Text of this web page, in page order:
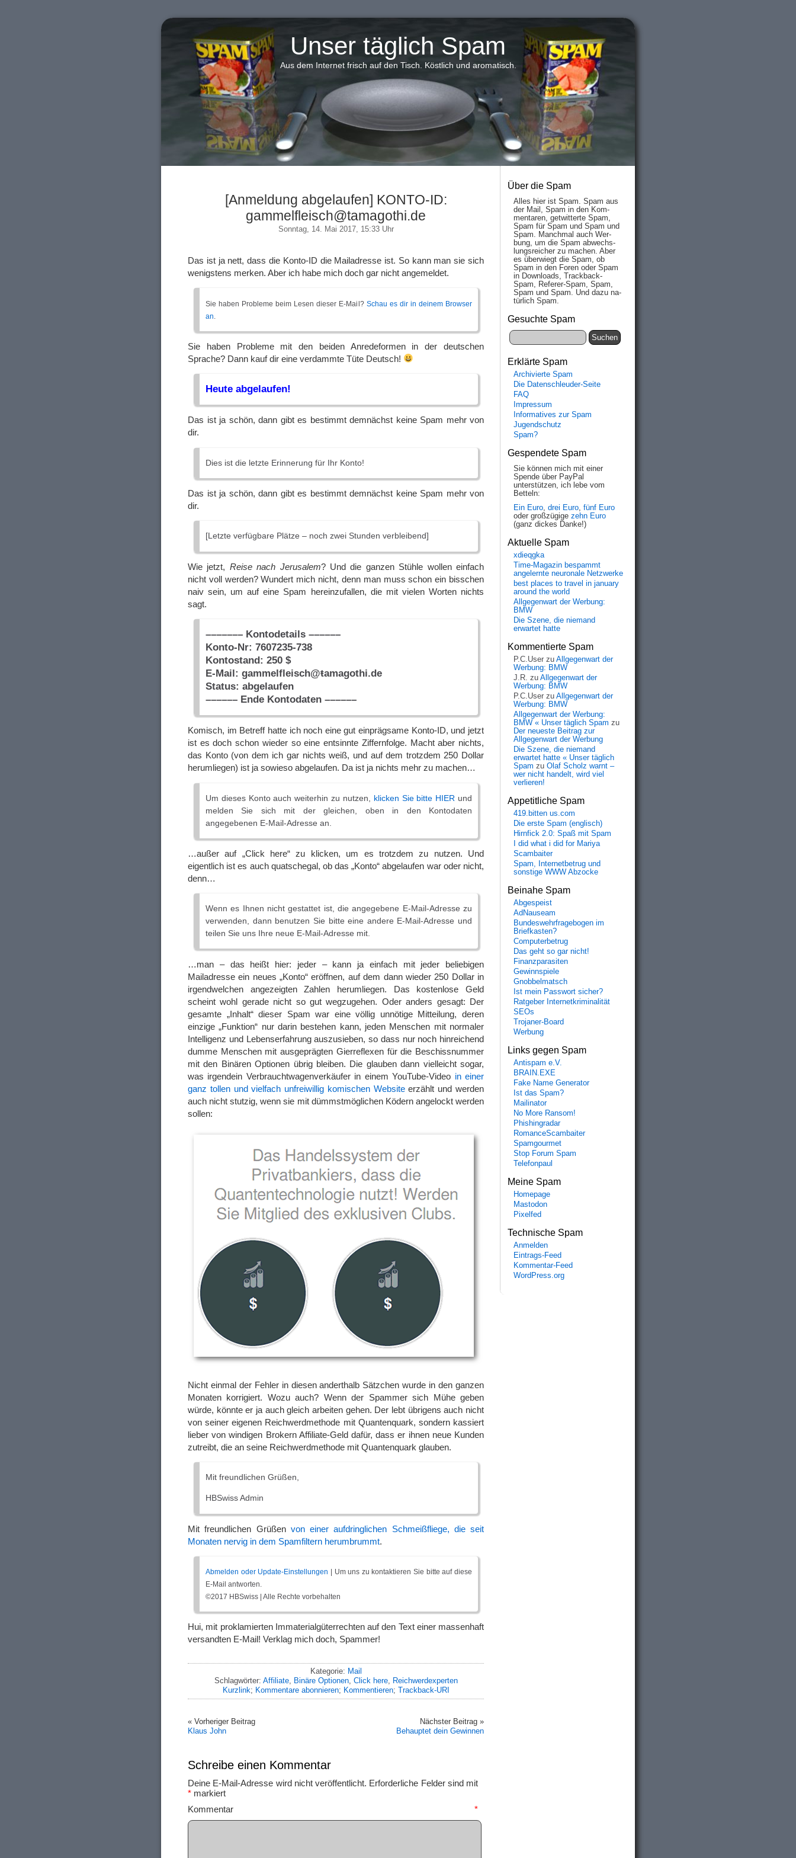
Unser täglich Spam
Aus dem Internet frisch auf den Tisch. Köstlich und aromatisch.
[Anmeldung abgelaufen] KONTO-ID:
gammelfleisch@tamagothi.de
Sonntag, 14. Mai 2017, 15:33 Uhr
Das ist ja nett, dass die Konto-ID die Mailadresse ist. So kann man sie sich
wenigstens merken. Aber ich habe mich doch gar nicht angemeldet.
Sie haben Probleme beim Lesen dieser E-Mail? Schau es dir in deinem Browser
an
Sie haben Probleme mit den beiden Anredeformen in der deutschen
Sprache? Dann kauf dir eine verdammte Tüte Deutsch!
Heute abgelaufen!
Das ist ja schön, dann gibt es bestimmt demnächst keine Spam mehr von
dir.
Dies ist die letzte Erinnerung für Ihr Konto!
Das ist ja schön, dann gibt es bestimmt demnächst keine Spam mehr von
dir.
[Letzte verfügbare Plätze – noch zwei Stunden verbleibend]
Wie jetzt, Reise nach Jerusalem? Und die ganzen Stühle wollen einfach
nicht voll werden? Wundert mich nicht, denn man muss schon ein bisschen
naiv sein, um auf eine Spam hereinzufallen, die mit vielen Worten nichts
sagt.
––––––– Kontodetails ––––––
Konto-Nr: 7607235-738
Kontostand: 250 $
E-Mail: gammelfleisch@ŧamagothi.de
Status: abgelaufen
–––––– Ende Kontodaten ––––––
Komisch, im Betreff hatte ich noch eine gut einprägsame Konto-ID, und jetzt
ist es doch schon wieder so eine entsinnte Ziffernfolge. Macht aber nichts,
das Konto (von dem ich gar nichts weiß, und auf dem trotzdem 250 Dollar
herumliegen) ist ja sowieso abgelaufen. Da ist ja nichts mehr zu machen…
Um dieses Konto auch weiterhin zu nutzen, klicken Sie bitte HIER und
melden Sie sich mit der gleichen, oben in den Kontodaten
angegebenen E-Mail-Adresse an.
…außer auf „Click here“ zu klicken, um es trotzdem zu nutzen. Und
eigentlich ist es auch quatschegal, ob das „Konto“ abgelaufen war oder nicht,
denn…
Wenn es Ihnen nicht gestattet ist, die angegebene E-Mail-Adresse zu
verwenden, dann benutzen Sie bitte eine andere E-Mail-Adresse und
teilen Sie uns Ihre neue E-Mail-Adresse mit.
…man – das heißt hier: jeder – kann ja einfach mit jeder beliebigen
Mailadresse ein neues „Konto“ eröffnen, auf dem dann wieder 250 Dollar in
irgendwelchen angezeigten Zahlen herumliegen. Das kostenlose Geld
scheint wohl gerade nicht so gut wegzugehen. Oder anders gesagt: Der
gesamte „Inhalt“ dieser Spam war eine völlig unnötige Mitteilung, deren
einzige „Funktion“ nur darin bestehen kann, jeden Menschen mit normaler
Intelligenz und Lebenserfahrung auszusieben, so dass nur noch hinreichend
dumme Menschen mit ausgeprägten Gierreflexen für die Beschissnummer
mit den Binären Optionen übrig bleiben. Die glauben dann vielleicht sogar,
was irgendein Verbrauchtwagenverkäufer in einem YouTube-Video in einer
ganz tollen und vielfach unfreiwillig komischen Websiteerzählt und werden
auch nicht stutzig, wenn sie mit dümmstmöglichen Ködern angelockt werden
sollen:
Nicht einmal der Fehler in diesen anderthalb Sätzchen wurde in den ganzen
Monaten korrigiert. Wozu auch? Wenn der Spammer sich Mühe geben
würde, könnte er ja auch gleich arbeiten gehen. Der lebt übrigens auch nicht
von seiner eigenen Reichwerdmethode mit Quantenquark, sondern kassiert
lieber von windigen Brokern Affiliate-Geld dafür, dass er ihnen neue Kunden
zutreibt, die an seine Reichwerdmethode mit Quantenquark glauben.
Mit freundlichen Grüßen,
HBSwiss Admin
Mit freundlichen Grüßen von einer aufdringlichen Schmeißfliege, die seit
Monaten nervig in dem Spamfiltern herumbrummt.
Abmelden oder Update-Einstellungen | Um uns zu kontaktieren Sie bitte auf diese
E-Mail antworten.
©2017 HBSwiss | Alle Rechte vorbehalten
Hui, mit proklamierten Immaterialgüterrechten auf den Text einer massenhaft
versandten E-Mail! Verklag mich doch, Spammer!
Kategorie: Mail
Schlagwörter: Affiliate, Binäre Optionen, Click here, Reichwerdexperten
Kurzlink; Kommentare abonnieren; Kommentieren; Trackback-URI
« Vorheriger Beitrag
Klaus John
Nächster Beitrag »
Behauptet dein Gewinnen
Schreibe einen Kommentar
Deine E-Mail-Adresse wird nicht veröffentlicht. Erforderliche Felder sind mit
* markiert
Kommentar *
Über die Spam
Alles hier ist Spam. Spam aus
der Mail, Spam in den Kom­
men­taren, ge­twit­ter­te Spam,
Spam für Spam und Spam und
Spam. Manch­mal auch Wer­
bung, um die Spam ab­wechs­
lungs­reich­er zu mach­en. Aber
es über­wiegt die Spam, ob
Spam in den Fo­ren oder Spam
in Down­loads, Track­back-
Spam, Re­fe­rer-Spam, Spam,
Spam und Spam. Und da­zu na­
tür­lich Spam.
Gesuchte Spam
Erklärte Spam
Archivierte Spam
Die Datenschleuder-Seite
FAQ
Impressum
Informatives zur Spam
Jugendschutz
Spam?
Gespendete Spam
Sie können mich mit einer
Spende über PayPal
unterstützen, ich lebe vom
Betteln:
Ein Euro, drei Euro, fünf Euro
oder großzügige zehn Euro
(ganz dickes Danke!)
Aktuelle Spam
xdieqgka
Time-Magazin bespammt
angelernte neuronale Netzwerke
best places to travel in january
around the world
Allgegenwart der Werbung:
BMW
Die Szene, die niemand
erwartet hatte
Kommentierte Spam
P.C.User zu Allgegenwart der
Werbung: BMW
J.R. zu Allgegenwart der
Werbung: BMW
P.C.User zu Allgegenwart der
Werbung: BMW
Allgegenwart der Werbung:
BMW « Unser täglich Spam zu
Der neueste Beitrag zur
Allgegenwart der Werbung
Die Szene, die niemand
erwartet hatte « Unser täglich
Spam zu Olaf Scholz warnt –
wer nicht handelt, wird viel
verlieren!
Appetitliche Spam
419.bitten us.com
Die erste Spam (englisch)
Hirnfick 2.0: Spaß mit Spam
I did what i did for Mariya
Scambaiter
Spam, Internetbetrug und
sonstige WWW Abzocke
Beinahe Spam
Abgespeist
AdNauseam
Bundeswehrfragebogen im
Briefkasten?
Computerbetrug
Das geht so gar nicht!
Finanzparasiten
Gewinnspiele
Gnobbelmatsch
Ist mein Passwort sicher?
Ratgeber Internetkriminalität
SEOs
Trojaner-Board
Werbung
Links gegen Spam
Antispam e.V.
BRAIN.EXE
Fake Name Generator
Ist das Spam?
Mailinator
No More Ransom!
Phishingradar
RomanceScambaiter
Spamgourmet
Stop Forum Spam
Telefonpaul
Meine Spam
Homepage
Mastodon
Pixelfed
Technische Spam
Anmelden
Eintrags-Feed
Kommentar-Feed
WordPress.org